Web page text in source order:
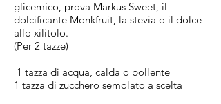
glicemico, prova Markus Sweet, il
dolcificante Monkfruit, la stevia o il dolce
allo xilitolo.
(Per 2 tazze)
1 tazza di acqua, calda o bollente
1 tazza di zucchero semolato a scelta